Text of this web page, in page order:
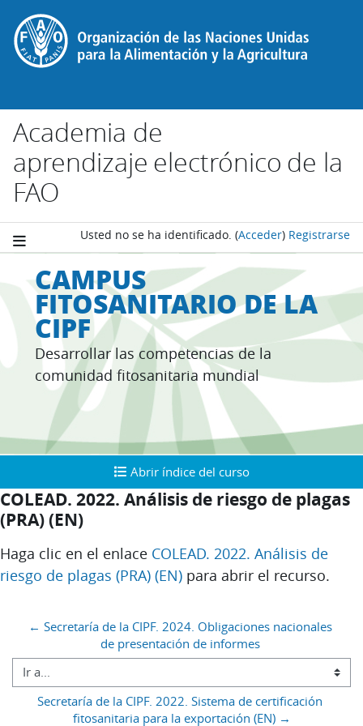
Salta al contenido principal
Academia de
aprendizaje electrónico de la
FAO
Usted no se ha identificado. (Acceder) Registrarse
CAMPUS
FITOSANITARIO DE LA
CIPF
Desarrollar las competencias de la
comunidad fitosanitaria mundial
Abrir índice del curso
Abrir índice del curso
COLEAD. 2022. Análisis de riesgo de plagas
(PRA) (EN)
Requisitos de finalización
Haga clic en el enlace COLEAD. 2022. Análisis de
riesgo de plagas (PRA) (EN) para abrir el recurso.
← Secretaría de la CIPF. 2024. Obligaciones nacionales
de presentación de informes
Ir a...
Secretaría de la CIPF. 2022. Sistema de certificación
fitosanitaria para la exportación (EN) →